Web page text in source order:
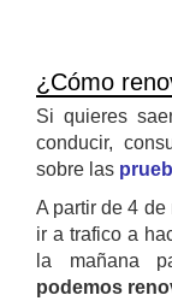
¿Cómo
Si quieres
conducir,
sobre las
A partir de 4
ir a trafico a
la mañana
podemos